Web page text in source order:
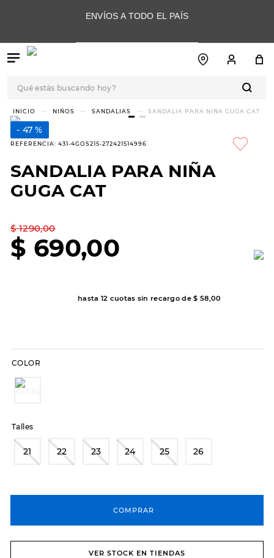
ENVÍOS A TODO EL PAÍS
NIÑOS SANDALIAS SANDALIA PARA NIÑA GUGA CAT
47 %
REFERENCIA: 431-4GOS215-272421514996
SANDALIA PARA NIÑA
GUGA CAT
$ 1290,00
$ 690,00
hasta 12 cuotas sin recargo de$ 58,00
COLOR
Talles
21 22 23 24 25 26
COMPRAR
VER STOCK EN TIENDAS
TÉRMINOS MÁS
BUSCADOS
1
skechers